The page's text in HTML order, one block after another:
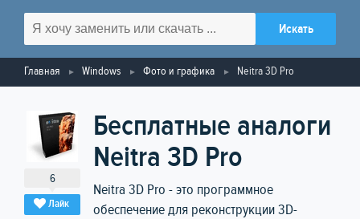
Главная Windows Фото и графика Neitra 3D Pro
6
Лайк
Бесплатные аналоги
Neitra 3D Pro
Neitra 3D Pro - это программное
обеспечение для реконструкции 3D-